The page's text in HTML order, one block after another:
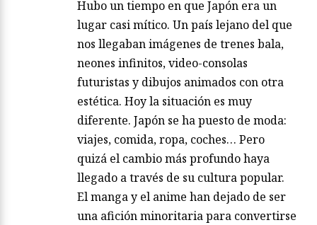
Hubo un tiempo en que Japón era un
lugar casi mítico. Un país lejano del que
nos llegaban imágenes de trenes bala,
neones infinitos, video-consolas
futuristas y dibujos animados con otra
estética. Hoy la situación es muy
diferente. Japón se ha puesto de moda:
viajes, comida, ropa, coches… Pero
quizá el cambio más profundo haya
llegado a través de su cultura popular.
El manga y el anime han dejado de ser
una afición minoritaria para convertirse